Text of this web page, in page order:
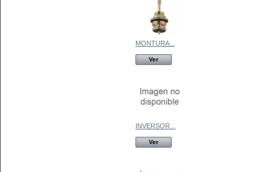
MONTURA...
Ver
INVERSOR...
Ver